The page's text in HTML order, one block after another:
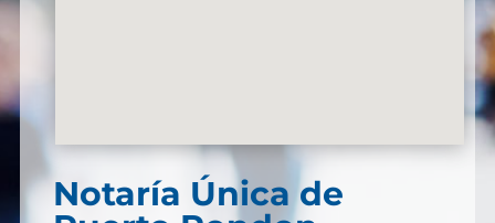
Notaría Única de